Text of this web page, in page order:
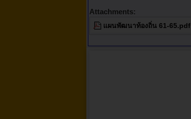
Attachments:
แผนพัฒนาท้องถิ่น 61-65.pdf